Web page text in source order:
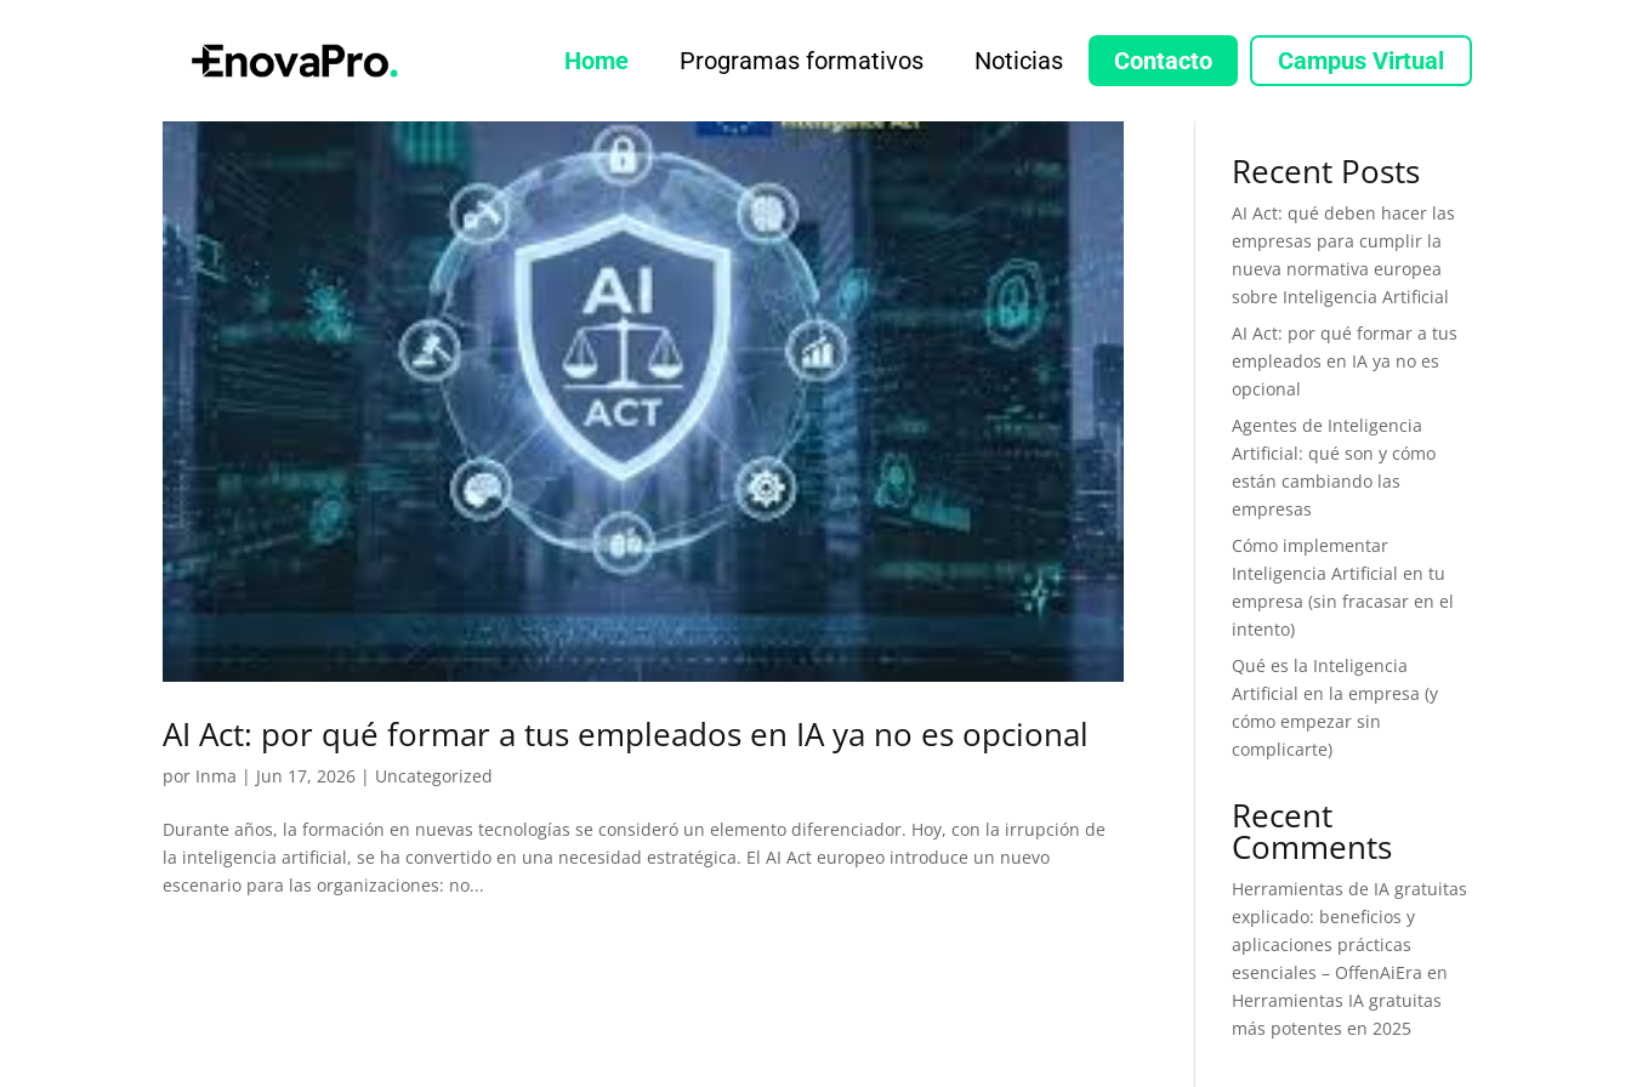
Home Programas formativos Noticias Contacto Campus Virtual
AI Act: por qué formar a tus empleados en IA ya no es opcional
por Inma | Jun 17, 2026 | Uncategorized
Durante años, la formación en nuevas tecnologías se consideró un elemento diferenciador. Hoy, con la irrupción de
la inteligencia artificial, se ha convertido en una necesidad estratégica. El AI Act europeo introduce un nuevo
escenario para las organizaciones: no...
Recent Posts
AI Act: qué deben hacer las
empresas para cumplir la
nueva normativa europea
sobre Inteligencia Artificial
AI Act: por qué formar a tus
empleados en IA ya no es
opcional
Agentes de Inteligencia
Artificial: qué son y cómo
están cambiando las
empresas
Cómo implementar
Inteligencia Artificial en tu
empresa (sin fracasar en el
intento)
Qué es la Inteligencia
Artificial en la empresa (y
cómo empezar sin
complicarte)
Recent
Comments
Herramientas de IA gratuitas
explicado: beneficios y
aplicaciones prácticas
esenciales – OffenAiEra en
Herramientas IA gratuitas
más potentes en 2025